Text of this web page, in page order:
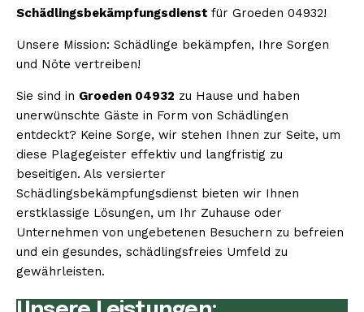
Schädlingsbekämpfungsdienst für Groeden 04932!
Unsere Mission: Schädlinge bekämpfen, Ihre Sorgen
und Nöte vertreiben!
Sie sind in Groeden 04932 zu Hause und haben
unerwünschte Gäste in Form von Schädlingen
entdeckt? Keine Sorge, wir stehen Ihnen zur Seite, um
diese Plagegeister effektiv und langfristig zu
beseitigen. Als versierter
Schädlingsbekämpfungsdienst bieten wir Ihnen
erstklassige Lösungen, um Ihr Zuhause oder
Unternehmen von ungebetenen Besuchern zu befreien
und ein gesundes, schädlingsfreies Umfeld zu
gewährleisten.